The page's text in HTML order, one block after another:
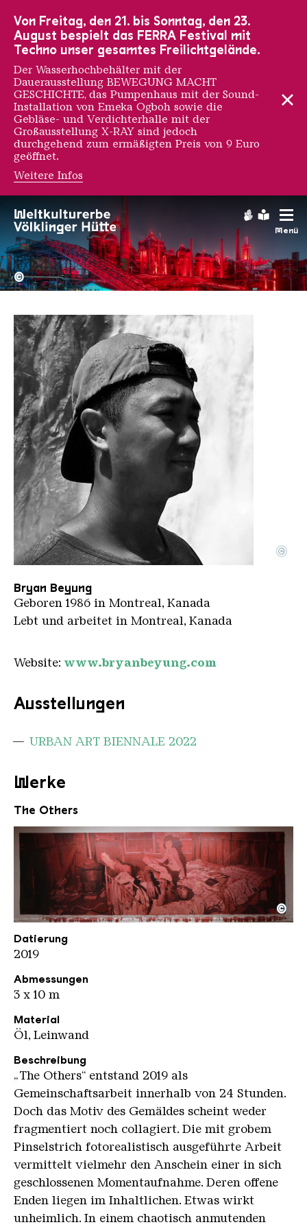
Menü
Bryan Beyung
Hochofengruppe in Rot
Copyright:
©
Bryan Beyungportrait
Copyright: Bryan Beyung
©
Bryan Beyung
Geboren 1986 in Montreal, Kanada
Lebt und arbeitet in Montreal, Kanada
Website: www.bryanbeyung.com
Ausstellungen
URBAN ART BIENNALE 2022
Werke
The Others
Helen Bur
Copyright: Helen Bur
©
Datierung
2019
Abmessungen
3 x 10 m
Material
Öl, Leinwand
Beschreibung
„The Others“ entstand 2019 als
Gemeinschaftsarbeit innerhalb von 24 Stunden.
Doch das Motiv des Gemäldes scheint weder
fragmentiert noch collagiert. Die mit grobem
Pinselstrich fotorealistisch ausgeführte Arbeit
vermittelt vielmehr den Anschein einer in sich
geschlossenen Momentaufnahme. Deren offene
Enden liegen im Inhaltlichen. Etwas wirkt
unheimlich. In einem chaotisch anmutenden
Von Freitag, den 21. bis Sonntag, den 23.
August bespielt das FERRA Festival mit
Techno unser gesamtes Freilichtgelände.
Der Wasserhochbehälter mit der
Dauerausstellung BEWEGUNG MACHT
GESCHICHTE, das Pumpenhaus mit der Sound-
Installation von Emeka Ogboh sowie die
Gebläse- und Verdichterhalle mit der
Großausstellung X-RAY sind jedoch
durchgehend zum ermäßigten Preis von 9 Euro
geöffnet.
Weitere Infos